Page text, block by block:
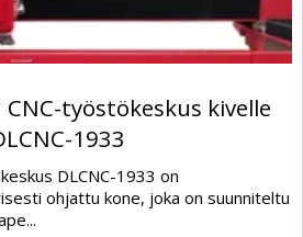
työstökeskus kivelle
1933
DLCNC-1933 on
ohjattu kone, joka on suunniteltu